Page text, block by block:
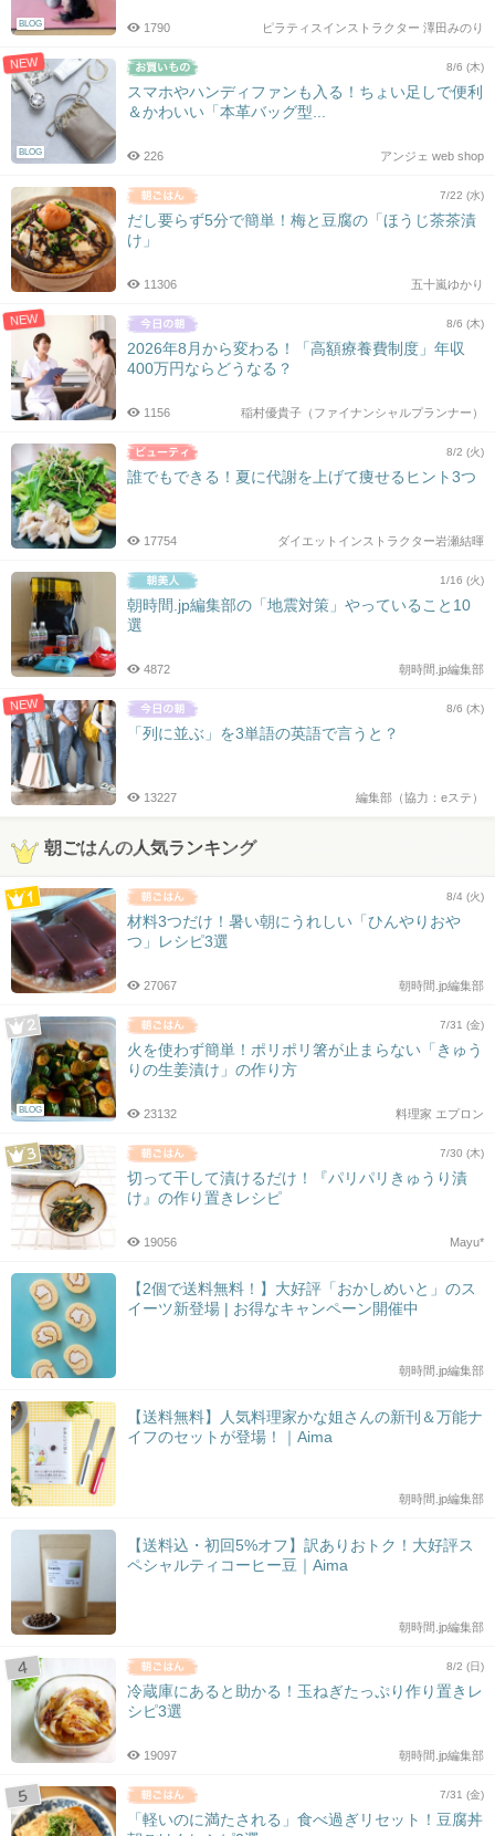
BLOG ピラティスインストラクター 澤田みのり
1790
NEW
BLOG
8/6 (木)
スマホやハンディファンも入る！ちょい足しで便利
＆かわいい「本革バッグ型...
アンジェ web shop
226
7/22 (水)
だし要らず5分で簡単！梅と豆腐の「ほうじ茶茶漬
け」
五十嵐ゆかり
11306
NEW 8/6 (木)
2026年8月から変わる！「高額療養費制度」年収
400万円ならどうなる？
稲村優貴子（ファイナンシャルプランナー）
1156
8/2 (火)
誰でもできる！夏に代謝を上げて痩せるヒント3つ
ダイエットインストラクター岩瀬結暉
17754
1/16 (火)
朝時間.jp編集部の「地震対策」やっていること10
選
朝時間.jp編集部
4872
NEW 8/6 (木)
「列に並ぶ」を3単語の英語で言うと？
編集部（協力：eステ）
13227
朝ごはんの人気ランキング
8/4 (火)
材料3つだけ！暑い朝にうれしい「ひんやりおや
つ」レシピ3選
朝時間.jp編集部
27067
BLOG
7/31 (金)
火を使わず簡単！ポリポリ箸が止まらない「きゅう
りの生姜漬け」の作り方
料理家 エプロン
23132
7/30 (木)
切って干して漬けるだけ！『パリパリきゅうり漬
け』の作り置きレシピ
Mayu*
19056
【2個で送料無料！】大好評「おかしめいと」のス
イーツ新登場 | お得なキャンペーン開催中
朝時間.jp編集部
【送料無料】人気料理家かな姐さんの新刊＆万能ナ
イフのセットが登場！｜Aima
朝時間.jp編集部
【送料込・初回5%オフ】訳ありおトク！大好評ス
ペシャルティコーヒー豆｜Aima
朝時間.jp編集部
8/2 (日)
冷蔵庫にあると助かる！玉ねぎたっぷり作り置きレ
シピ3選
朝時間.jp編集部
19097
7/31 (金)
「軽いのに満たされる」食べ過ぎリセット！豆腐丼